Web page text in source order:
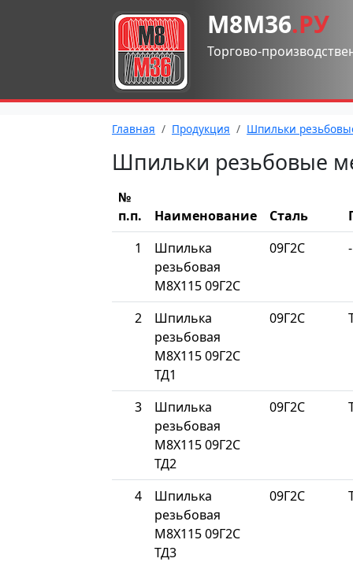
М8М36.РУ
Торгово-
Главная Продукция Шпильки
Шпильки резьбовые
№
п.п.
Наименование Сталь
1
Шпилька
резьбовая
М8Х115 09Г2С
09Г2С -
2
Шпилька
резьбовая
М8Х115 09Г2С
ТД1
09Г2С
3
Шпилька
резьбовая
М8Х115 09Г2С
ТД2
09Г2С
4
Шпилька
резьбовая
М8Х115 09Г2С
ТД3
09Г2С